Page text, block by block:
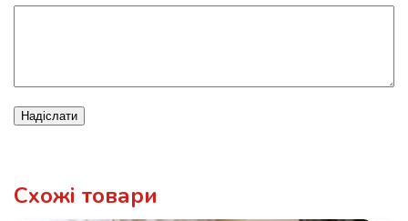
Надіслати
Схожі товари